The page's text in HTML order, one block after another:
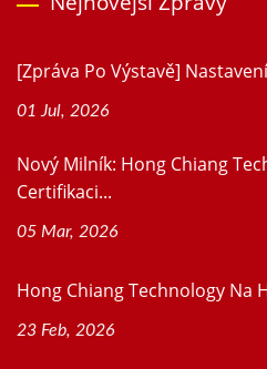
[Zpráva Po Výstavě]
01 Jul, 2026
Nový Milník: Hong Chiang
Certifikaci...
05 Mar, 2026
Hong Chiang Technology Na
23 Feb, 2026